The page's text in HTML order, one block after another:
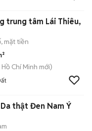
trung tâm Lái Thiêu,
mặt tiền
Hồ Chí Minh mới)
thật Đen Nam Ý